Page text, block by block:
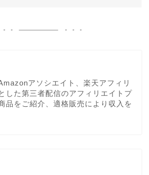
アソシエイト、楽天アフィリ
した第三者配信のアフィリエイトプ
品をご紹介、適格販売により収入を